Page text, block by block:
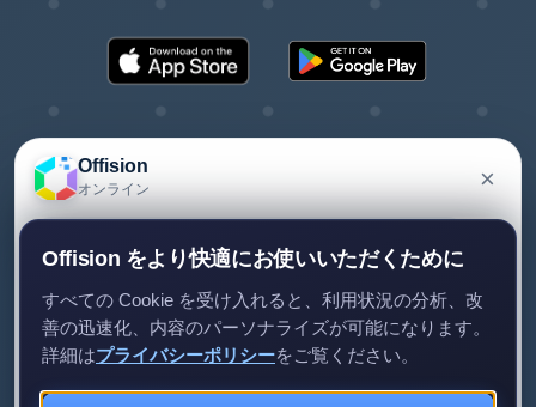
Offision
オンライン ×
残していただければご連絡します。
Offision をより快適にお使いいただくために
すべての Cookie を受け入れると、利用状況の分析、改
善の迅速化、内容のパーソナライズが可能になります。
詳細はプライバシーポリシーをご覧ください。